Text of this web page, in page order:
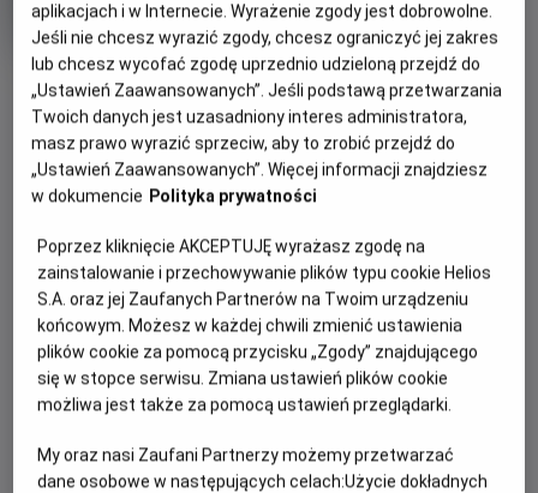
OBSERWUJ
rok
produkcji
PREMIERA
19 maja 2023
WIĘCEJ SZCZEGÓŁÓW
OPIS FILMU
Lata 70 XX wieku. Ekscentryczny mistrz Salvador Dali
(laureat Oscara Ben Kingsley) przygotowuje wystawę w
Nowym Jorku. W szalonych przygotowaniach towarzyszą
mu niedoświadczony asystent galerii James, nowojorska
bohema artystyczna z gwiazdami tamtych czasów na
pasji i zazdrości związek.
aplikacjach i w Internecie. Wyrażenie zgody jest dobrowolne.
Jeśli nie chcesz wyrazić zgody, chcesz ograniczyć jej zakres
lub chcesz wycofać zgodę uprzednio udzieloną przejdź do
„Ustawień Zaawansowanych”. Jeśli podstawą przetwarzania
Twoich danych jest uzasadniony interes administratora,
masz prawo wyrazić sprzeciw, aby to zrobić przejdź do
„Ustawień Zaawansowanych”. Więcej informacji znajdziesz
w dokumencie Polityka prywatności
Poprzez kliknięcie AKCEPTUJĘ wyrażasz zgodę na
zainstalowanie i przechowywanie plików typu cookie Helios
S.A. oraz jej Zaufanych Partnerów na Twoim urządzeniu
końcowym. Możesz w każdej chwili zmienić ustawienia
plików cookie za pomocą przycisku „Zgody” znajdującego
się w stopce serwisu. Zmiana ustawień plików cookie
możliwa jest także za pomocą ustawień przeglądarki.
My oraz nasi Zaufani Partnerzy możemy przetwarzać
dane osobowe w następujących celach:Użycie dokładnych